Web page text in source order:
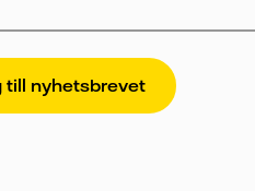
För att Vattenfalls
vi dina uppgifter. Vi spårar e-
deras prestanda, inklusive